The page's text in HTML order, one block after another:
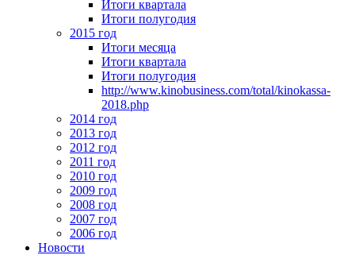
Итоги квартала
Итоги полугодия
2015 год
Итоги месяца
Итоги квартала
Итоги полугодия
http://www.kinobusiness.com/total/kinokassa-
2018.php
2014 год
2013 год
2012 год
2011 год
2010 год
2009 год
2008 год
2007 год
2006 год
Новости